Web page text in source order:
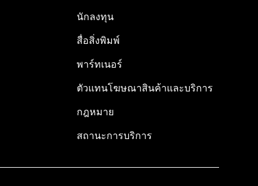
นักลงทุน
สื่อสิ่งพิมพ์
พาร์ทเนอร์
ตัวแทนโฆษณาสินค้าและบริการ
กฎหมาย
สถานะการบริการ